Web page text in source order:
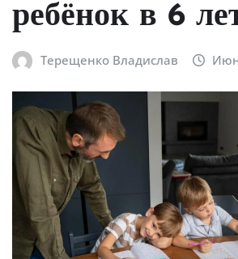
ребёнок в 6
Терещенко Владислав